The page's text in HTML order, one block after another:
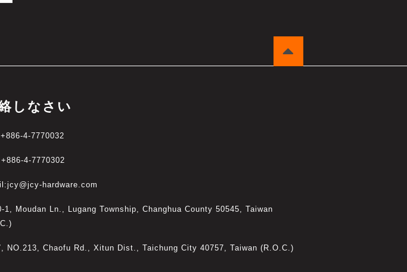
しなさい
+886-4-7770032
+886-4-7770302
jcy@jcy-hardware.com
1, Moudan Ln., Lugang Township, Changhua County 50545, Taiwan
NO.213, Chaofu Rd. , Xitun Dist. , Taichung City 40757, Taiwan (R.O.C.)